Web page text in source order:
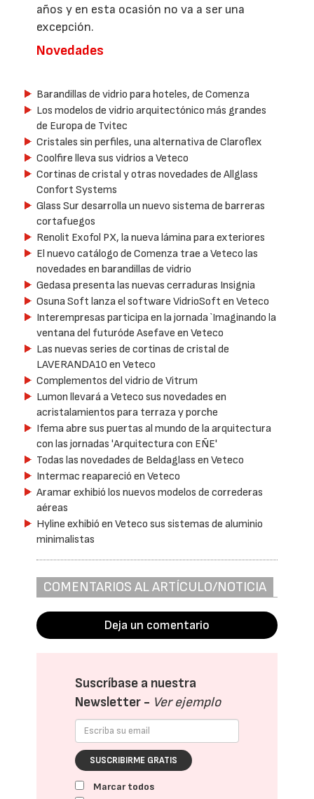
años y en esta ocasión no va a ser una
excepción.
Novedades
Barandillas de vidrio para hoteles, de Comenza
Los modelos de vidrio arquitectónico más grandes
de Europa de Tvitec
Cristales sin perfiles, una alternativa de Claroflex
Coolfire lleva sus vidrios a Veteco
Cortinas de cristal y otras novedades de Allglass
Confort Systems
Glass Sur desarrolla un nuevo sistema de barreras
cortafuegos
Renolit Exofol PX, la nueva lámina para exteriores
El nuevo catálogo de Comenza trae a Veteco las
novedades en barandillas de vidrio
Gedasa presenta las nuevas cerraduras Insignia
Osuna Soft lanza el software VidrioSoft en Veteco
Interempresas participa en la jornada `Imaginando la
ventana del futuróde Asefave en Veteco
Las nuevas series de cortinas de cristal de
LAVERANDA10 en Veteco
Complementos del vidrio de Vitrum
Lumon llevará a Veteco sus novedades en
acristalamientos para terraza y porche
Ifema abre sus puertas al mundo de la arquitectura
con las jornadas 'Arquitectura con EÑE'
Todas las novedades de Beldaglass en Veteco
Intermac reapareció en Veteco
Aramar exhibió los nuevos modelos de correderas
aéreas
Hyline exhibió en Veteco sus sistemas de aluminio
minimalistas
COMENTARIOS AL ARTÍCULO/NOTICIA
Deja un comentario
Suscríbase a nuestra
Newsletter - Ver ejemplo
SUSCRIBIRME GRATIS
Marcar todos